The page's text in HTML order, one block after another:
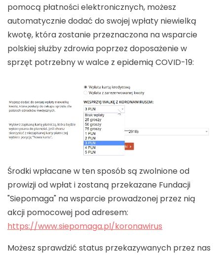
pomocą płatności elektronicznych, możesz
automatycznie dodać do swojej wpłaty niewielką
kwotę, która zostanie przeznaczona na wsparcie
polskiej służby zdrowia poprzez doposażenie w
sprzęt potrzebny w walce z epidemią COVID-19:
Środki wpłacane w ten sposób są zwolnione od
prowizji od wpłat i zostaną przekazane Fundacji
"Siepomaga" na wsparcie prowadzonej przez nią
akcji pomocowej pod adresem:
https://www.siepomaga.pl/koronawirus
Możesz sprawdzić status przekazywanych przez nas